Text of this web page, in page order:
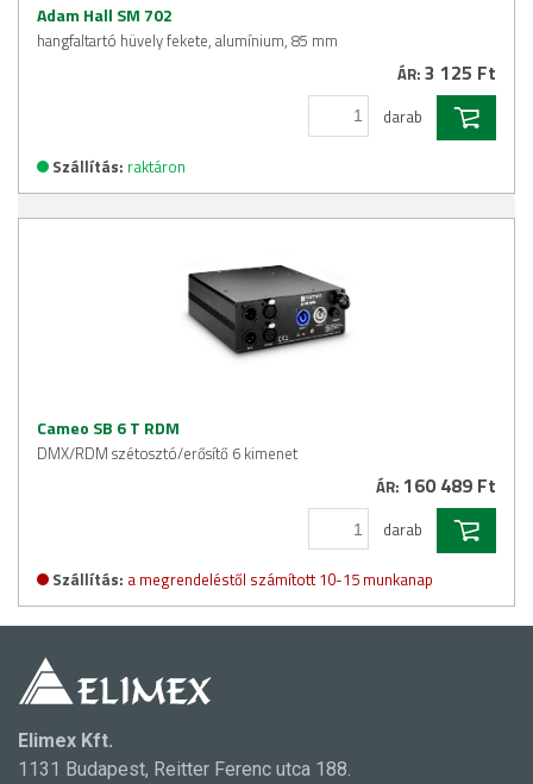
Adam Hall SM 702
hangfaltartó hüvely fekete, alumínium, 85 mm
ÁR: 3 125 Ft
darab
Szállítás: raktáron
Cameo SB 6 T RDM
DMX/RDM szétosztó/erősítő 6 kimenet
ÁR: 160 489 Ft
darab
Szállítás: a megrendeléstől számított 10-15 munkanap
Elimex Kft.
1131 Budapest, Reitter Ferenc utca 188.